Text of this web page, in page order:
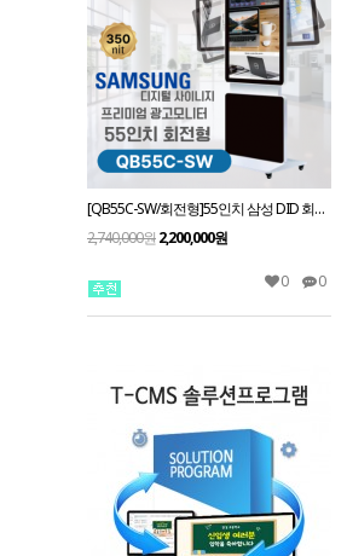
[QB55C-SW/회전형]55인치 삼성 DID 회전형 광고용모니터/ 삼성디지털사이니지 LED패널 키오스크
2,740,000원2,200,000원
0 0